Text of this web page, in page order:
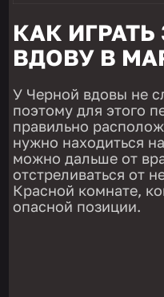
КАК
ВДОВУ В
У Черной вдовы не
поэтому для этого
правильно
нужно находиться
можно дальше от
отстреливаться от
Красной комнате,
опасной позиции.